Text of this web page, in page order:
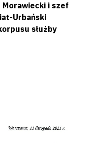
Morawiecki i szef
Urbański
służby